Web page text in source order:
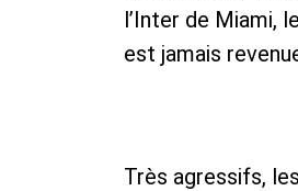
l’Inter de Miami,
est jamais
Très agressifs,